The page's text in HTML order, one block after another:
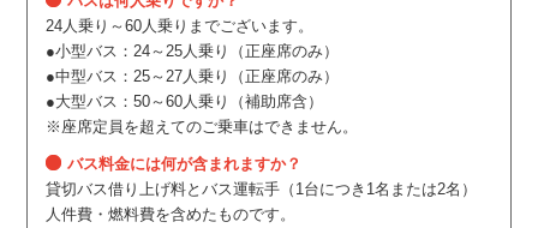
24人乗り～60人乗りまでございます。
●小型バス：24～25人乗り（正座席のみ）
●中型バス：25～27人乗り（正座席のみ）
●大型バス：50～60人乗り（補助席含）
※座席定員を超えてのご乗車はできません。
バス料金には何が含まれますか？
貸切バス借り上げ料とバス運転手（1台につき1名または2名）
人件費・燃料費を含めたものです。